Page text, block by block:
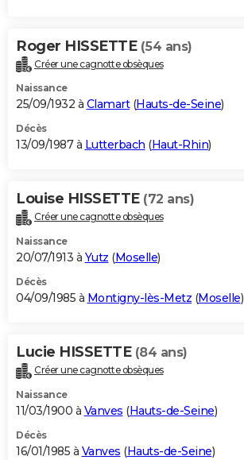
Roger HISSETTE (54 ans)
Créer une cagnotte obsèques
Naissance
25/09/1932 à Clamart(Hauts-de-Seine)
Décès
13/09/1987 à Lutterbach (Haut-Rhin)
Louise HISSETTE (72 ans)
Créer une cagnotte obsèques
Naissance
20/07/1913 à Yutz (Moselle)
Décès
04/09/1985 à Montigny-lès-Metz (Moselle)
Lucie HISSETTE (84 ans)
Créer une cagnotte obsèques
Naissance
11/03/1900 à Vanves (Hauts-de-Seine)
Décès
16/01/1985 à Vanves (Hauts-de-Seine)